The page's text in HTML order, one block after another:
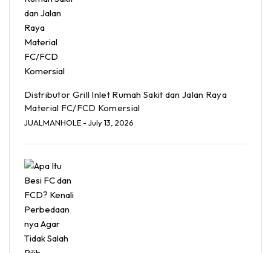
Distributor Grill Inlet Rumah Sakit dan Jalan Raya
Material FC/FCD Komersial
JUALMANHOLE - July 13, 2026